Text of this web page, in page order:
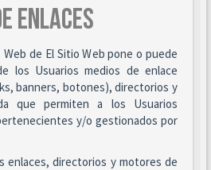
ENLACES
de El Sitio Web pone o puede
los Usuarios medios de enlace
banners, botones), directorios y
que permiten a los Usuarios
y/o gestionados por
enlaces, directorios y motores de